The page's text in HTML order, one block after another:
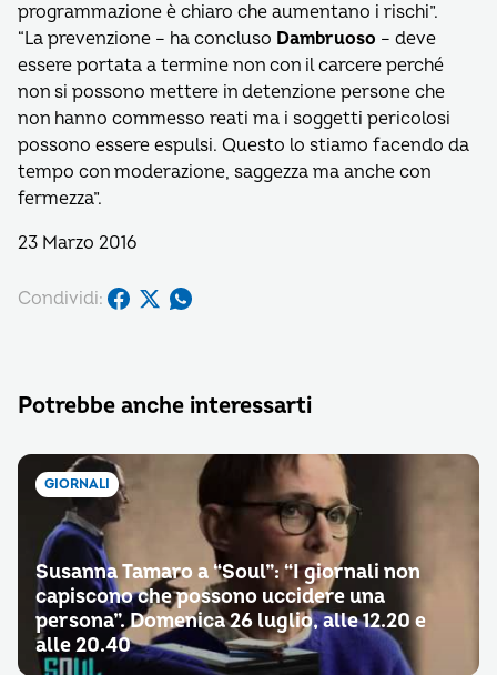
programmazione è chiaro che aumentano i rischi”.
“La prevenzione – ha concluso Dambruoso – deve
essere portata a termine non con il carcere perché
non si possono mettere in detenzione persone che
non hanno commesso reati ma i soggetti pericolosi
possono essere espulsi. Questo lo stiamo facendo da
tempo con moderazione, saggezza ma anche con
fermezza”.
23 Marzo 2016
Condividi:
Potrebbe anche interessarti
GIORNALI
Susanna Tamaro a “Soul”: “I giornali non
capiscono che possono uccidere una
persona”. Domenica 26 luglio, alle 12.20 e
alle 20.40